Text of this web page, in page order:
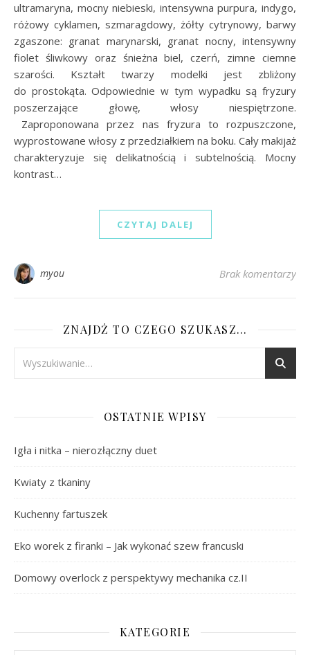
ultramaryna, mocny niebieski, intensywna purpura, indygo,
różowy cyklamen, szmaragdowy, żółty cytrynowy, barwy
zgaszone: granat marynarski, granat nocny, intensywny
fiolet śliwkowy oraz śnieżna biel, czerń, zimne ciemne
szarości. Kształt twarzy modelki jest zbliżony
do prostokąta. Odpowiednie w tym wypadku są fryzury
poszerzające głowę, włosy niespiętrzone.
Zaproponowana przez nas fryzura to rozpuszczone,
wyprostowane włosy z przedziałkiem na boku. Cały makijaż
charakteryzuje się delikatnością i subtelnością. Mocny
kontrast…
CZYTAJ DALEJ
myou Brak komentarzy
ZNAJDŹ TO CZEGO SZUKASZ…
OSTATNIE WPISY
Igła i nitka – nierozłączny duet
Kwiaty z tkaniny
Kuchenny fartuszek
Eko worek z firanki – Jak wykonać szew francuski
Domowy overlock z perspektywy mechanika cz.II
KATEGORIE